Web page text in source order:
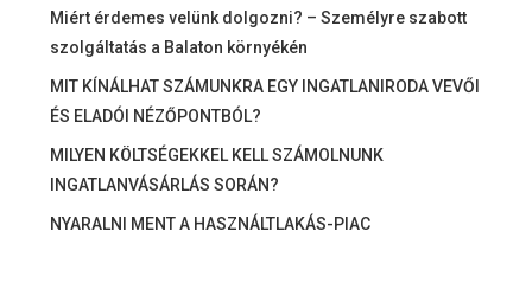
Miért érdemes velünk dolgozni? – Személyre szabott
szolgáltatás a Balaton környékén
MIT KÍNÁLHAT SZÁMUNKRA EGY INGATLANIRODA VEVŐI
ÉS ELADÓI NÉZŐPONTBÓL?
MILYEN KÖLTSÉGEKKEL KELL SZÁMOLNUNK
INGATLANVÁSÁRLÁS SORÁN?
NYARALNI MENT A HASZNÁLTLAKÁS-PIAC